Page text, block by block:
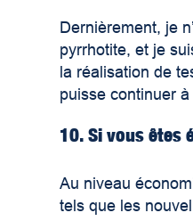
Dernièrement, je
pyrrhotite, et je
la réalisation de
puisse continuer
10. Si vous êtes
Au niveau
tels que les